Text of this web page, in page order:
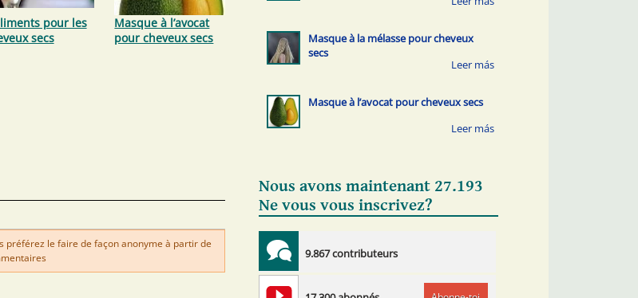
pour les
secs
Masque à l’avocat
pour cheveux secs
préférez le faire de façon anonyme à partir de
Masque à la mélasse pour cheveux
secs
Masque à l’avocat pour cheveux secs
Nous avons maintenant 27.193
Ne vous vous inscrivez?
9.867 contributeurs